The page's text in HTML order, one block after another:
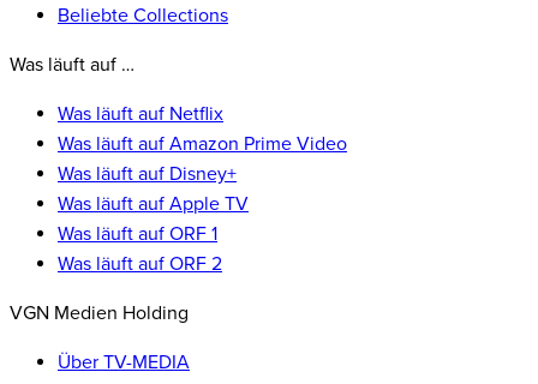
Beliebte Collections
Was läuft auf …
Was läuft auf Netflix
Was läuft auf Amazon Prime Video
Was läuft auf Disney+
Was läuft auf Apple TV
Was läuft auf ORF 1
Was läuft auf ORF 2
VGN Medien Holding
Über TV-MEDIA